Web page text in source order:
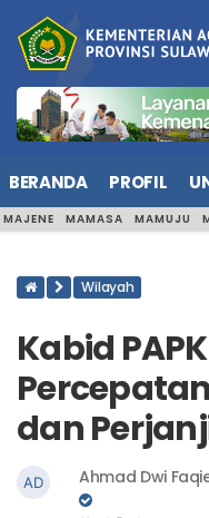
BERANDA PROFIL
MAJENE MAMASA MAMUJU
Wilayah
Kabid
dan
Ahmad Dwi